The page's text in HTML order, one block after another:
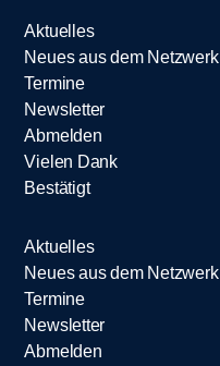
Aktuelles
Neues aus dem Netzwerk
Termine
Newsletter
Abmelden
Vielen Dank
Bestätigt
Aktuelles
Neues aus dem Netzwerk
Termine
Newsletter
Abmelden